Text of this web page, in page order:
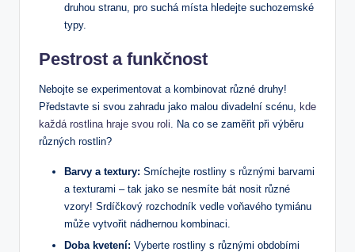
druhou stranu, pro suchá místa hledejte suchozemské
typy.
Pestrost a funkčnost
Nebojte se experimentovat a kombinovat různé druhy!
Představte si svou zahradu jako malou divadelní scénu, kde
každá rostlina hraje svou roli . Na co se zaměřit při výběru
různých rostlin?
Barvy a textury: Smíchejte rostliny s různými barvami
a texturami – tak jako se nesmíte bát nosit různé
vzory! Srdíčkový rozchodník vedle voňavého tymiánu
může vytvořit nádhernou kombinaci.
Doba kvetení: Vyberte rostliny s různými obdobími